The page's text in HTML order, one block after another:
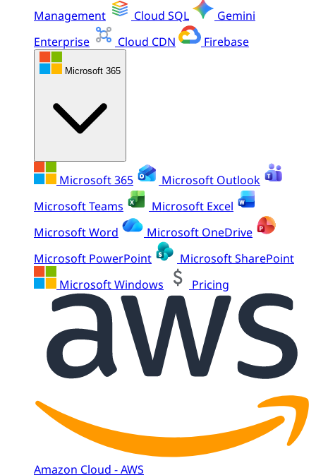
Management
Cloud SQL
Gemini
Enterprise
Cloud CDN Firebase
Microsoft 365
Microsoft 365
Microsoft Outlook
Microsoft Teams
Microsoft Excel
Microsoft Word
Microsoft OneDrive
Microsoft PowerPoint
Microsoft SharePoint
Microsoft Windows
Pricing
Amazon Cloud - AWS